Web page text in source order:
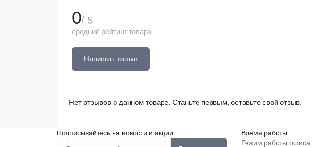
0/ 5
средний рейтинг товара
Написать отзыв
Нет отзывов о данном товаре. Станьте первым, оставьте свой отзыв.
Подписывайтесь на новости и акции:
Время работы
Режим работы офиса: